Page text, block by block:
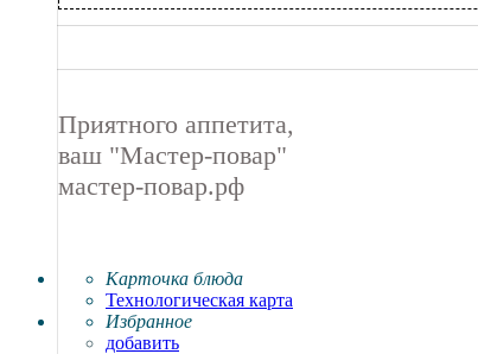
Приятного аппетита,
ваш "Мастер-повар"
мастер-повар.рф
Карточка блюда
Технологическая карта
Избранное
добавить